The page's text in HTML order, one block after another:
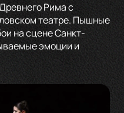
Рима с
театре. Пышные
на сцене Санкт-
эмоции и